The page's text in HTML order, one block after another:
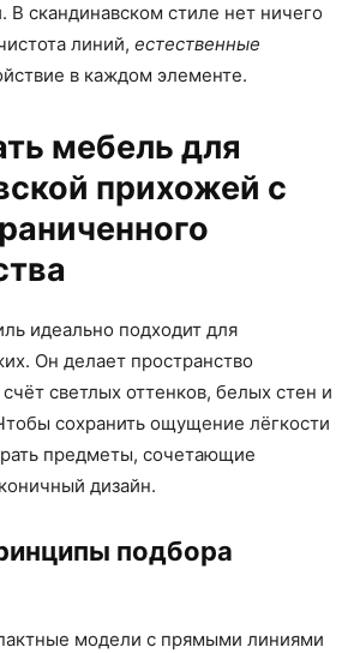
В скандинавском стиле нет ничего
линий, естественные
в каждом элементе.
мебель для
прихожей с
идеально подходит для
Он делает пространство
светлых оттенков, белых стен и
сохранить ощущение лёгкости
предметы, сочетающие
дизайн.
подбора
модели с прямыми линиями